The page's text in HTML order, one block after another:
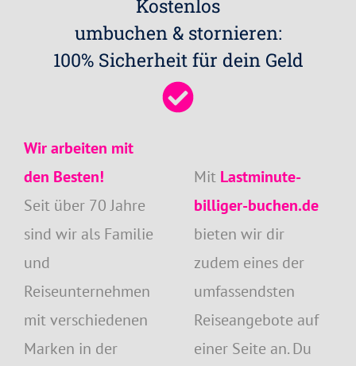
Kostenlos
umbuchen & stornieren:
100% Sicherheit für dein Geld
Wir arbeiten mit
den Besten!
Seit über 70 Jahre
sind wir als Familie
und
Reiseunternehmen
mit verschiedenen
Marken in der
Mit Lastminute-
billiger-buchen.de
bieten wir dir
zudem eines der
umfassendsten
Reiseangebote auf
einer Seite an. Du